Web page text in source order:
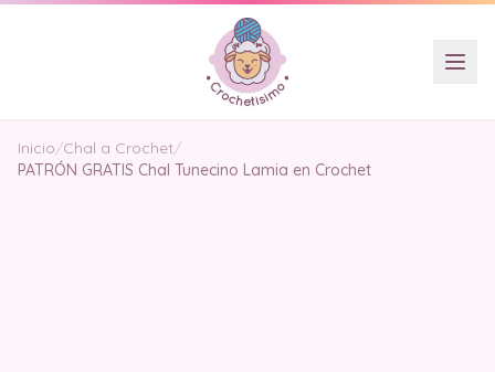
Inicio/Chal a Crochet/
PATRÓN GRATIS Chal Tunecino Lamia en Crochet